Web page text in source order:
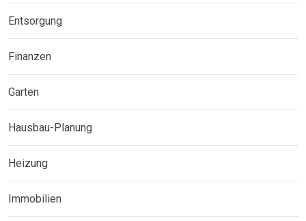
Entsorgung
Finanzen
Garten
Hausbau-Planung
Heizung
Immobilien